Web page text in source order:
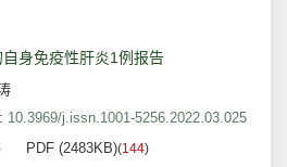
身免疫性肝炎1例报告
10.3969/j.issn.1001-5256.2022.03.025
PDF (2483KB)(144)